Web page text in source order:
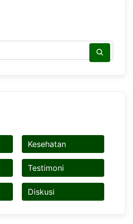
Kesehatan
Testimoni
Diskusi